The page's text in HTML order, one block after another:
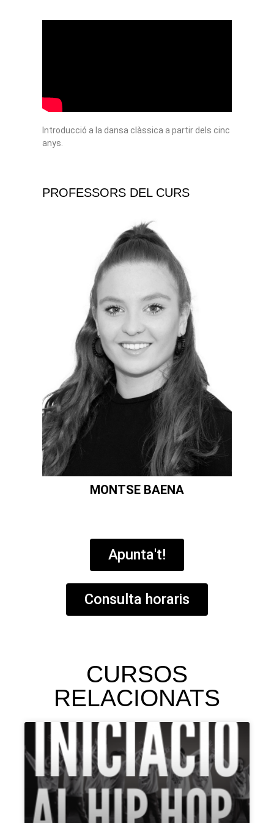
Introducció a la dansa clàssica a partir dels cinc
anys.
PROFESSORS DEL CURS
MONTSE BAENA
Apunta't!
Consulta horaris
CURSOS
RELACIONATS